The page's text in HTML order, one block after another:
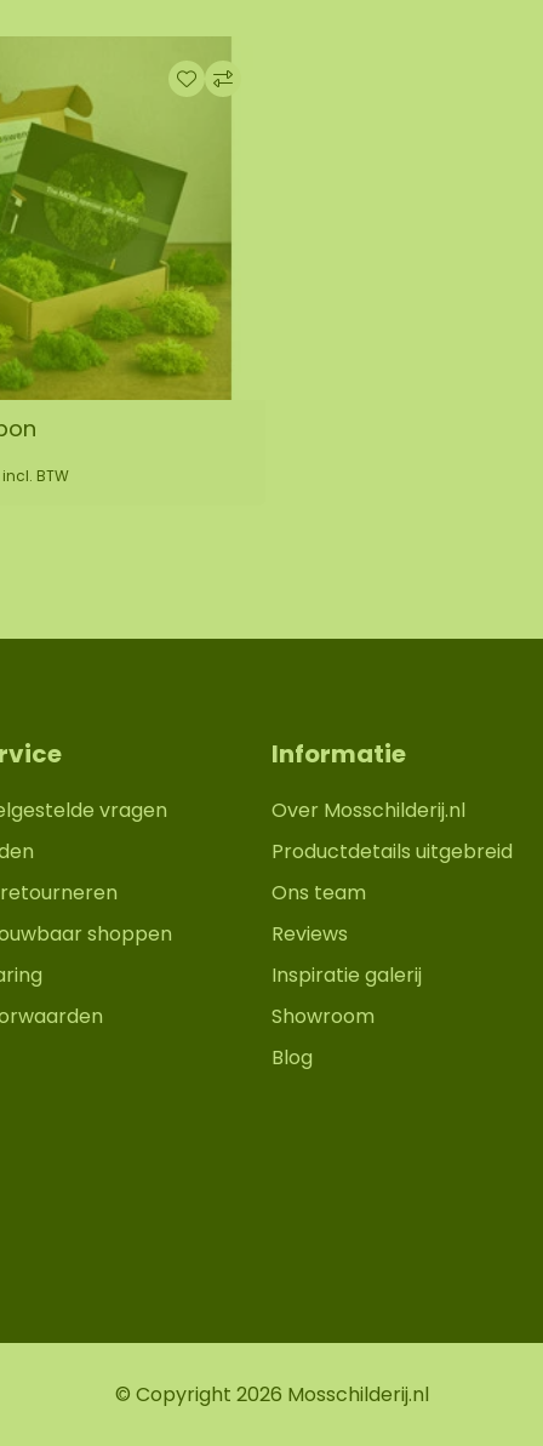
Aangezien het
de opmaak van
foto. Mocht u een
incl. BTW
vragen
shoppen
Informatie
Over Mosschilderij.nl
Productdetails uitgebreid
Ons team
Reviews
Inspiratie galerij
Showroom
Blog
© Copyright 2026 Mosschilderij.nl